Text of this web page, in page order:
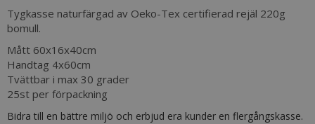
Tygkasse naturfärgad av Oeko-Tex certifierad rejäl 220g
bomull.
Mått 60x16x40cm
Handtag 4x60cm
​Tvättbar i max 30 grader
25st per förpackning
Bidra till en bättre miljö och erbjud era kunder en flergångskasse.